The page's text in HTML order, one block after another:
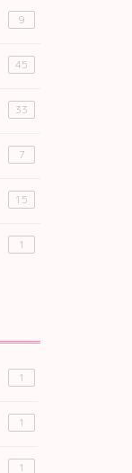
9
45
33
7
15
1
1
1
1